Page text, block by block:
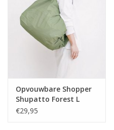
Opvouwbare Shopper
Shupatto Forest L
€29,95